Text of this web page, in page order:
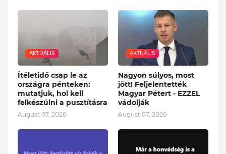
AKTUÁLIS
Ítéletidő csap le az
országra pénteken:
mutatjuk, hol kell
felkészülni a pusztításra
August 07, 2026
AKTUÁLIS
Nagyon súlyos, most
jött! Feljelentették
Magyar Pétert - EZZEL
vádolják
August 07, 2026